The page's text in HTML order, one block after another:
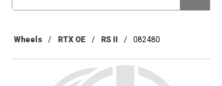
Wheels RTX OE RS II 082480